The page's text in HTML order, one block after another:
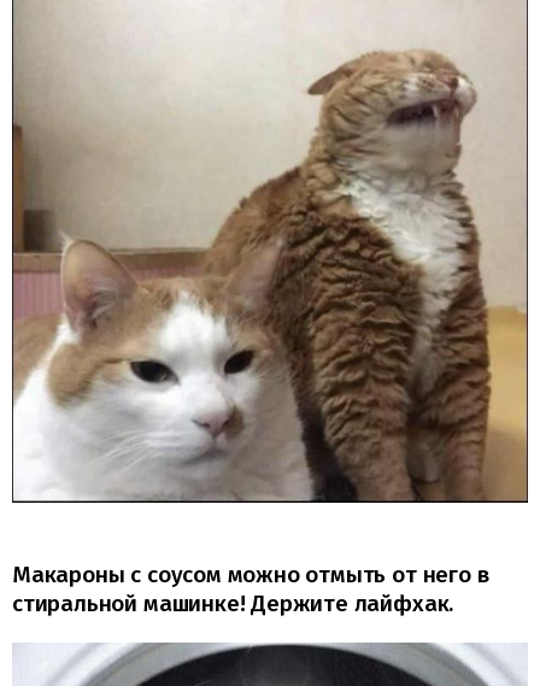
Макароны с соусом можно отмыть от него в
стиральной машинке! Держите лайфхак.